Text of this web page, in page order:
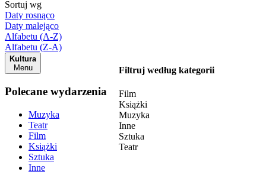
Sortuj wg
Daty rosnąco
Daty malejąco
Alfabetu (A-Z)
Alfabetu (Z-A)
Kultura
Menu
Polecane wydarzenia
Muzyka
Teatr
Film
Książki
Sztuka
Inne
Filtruj według kategorii
Film
Książki
Muzyka
Inne
Sztuka
Teatr